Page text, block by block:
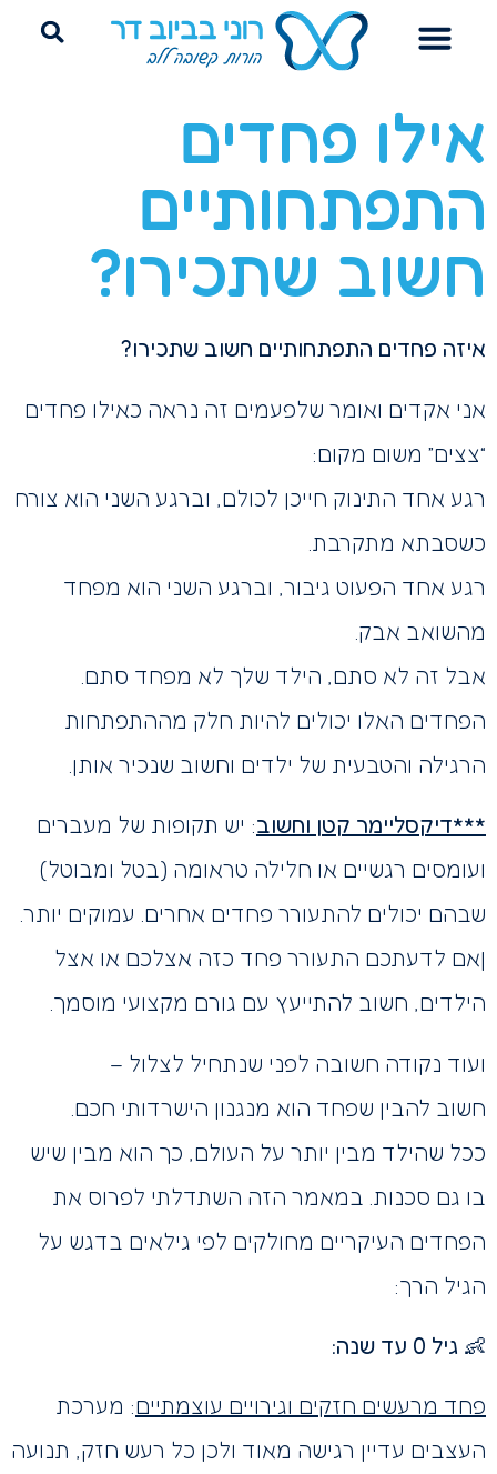
אילו פחדים
התפתחותיים
חשוב שתכירו?
איזה פחדים התפתחותיים חשוב שתכירו?
אני אקדים ואומר שלפעמים זה נראה כאילו פחדים
“צצים” משום מקום:
רגע אחד התינוק חייכן לכולם, וברגע השני הוא צורח
כשסבתא מתקרבת.
רגע אחד הפעוט גיבור, וברגע השני הוא מפחד
מהשואב אבק.
אבל זה לא סתם, הילד שלך לא מפחד סתם.
הפחדים האלו יכולים להיות חלק מההתפתחות
הרגילה והטבעית של ילדים וחשוב שנכיר אותן.
***דיקסליימר קטן וחשוב: יש תקופות של מעברים
ועומסים רגשיים או חלילה טראומה (בטל ומבוטל)
שבהם יכולים להתעורר פחדים אחרים. עמוקים יותר.
|אם לדעתכם התעורר פחד כזה אצלכם או אצל
הילדים, חשוב להתייעץ עם גורם מקצועי מוסמך.
ועוד נקודה חשובה לפני שנתחיל לצלול –
חשוב להבין שפחד הוא מנגנון הישרדותי חכם.
ככל שהילד מבין יותר על העולם, כך הוא מבין שיש
בו גם סכנות. במאמר הזה השתדלתי לפרוס את
הפחדים העיקריים מחולקים לפי גילאים בדגש על
הגיל הרך:
👶 גיל 0 עד שנה:
פחד מרעשים חזקים וגירויים עוצמתיים: מערכת
העצבים עדיין רגישה מאוד ולכן כל רעש חזק, תנועה